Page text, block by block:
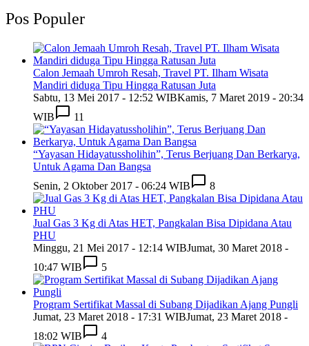
Pos Populer
Calon Jemaah Umroh Resah, Travel PT. Ilham Wisata
Mandiri diduga Tipu Hingga Ratusan Juta
Sabtu, 13 Mei 2017 - 12:52 WIBKamis, 7 Maret 2019 - 20:34
WIB
11
“Yayasan Hidayatussholihin”, Terus Berjuang Dan Berkarya,
Untuk Agama Dan Bangsa
Senin, 2 Oktober 2017 - 06:24 WIB
8
Jual Gas 3 Kg di Atas HET, Pangkalan Bisa Dipidana Atau
PHU
Minggu, 21 Mei 2017 - 12:14 WIBJumat, 30 Maret 2018 -
10:47 WIB
5
Program Sertifikat Massal di Subang Dijadikan Ajang Pungli
Jumat, 23 Maret 2018 - 17:31 WIBJumat, 23 Maret 2018 -
18:02 WIB
4